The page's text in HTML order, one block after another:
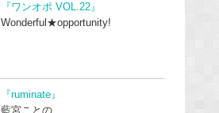
『ワンオポ VOL.22』
Wonderful★opportunity!
『ruminate』
藍宮ことの